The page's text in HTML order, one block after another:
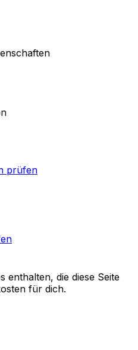
prüfen
enthalten, die diese Seite
für dich.